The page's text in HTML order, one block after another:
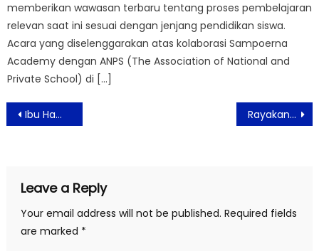
memberikan wawasan terbaru tentang proses pembelajaran
relevan saat ini sesuai dengan jenjang pendidikan siswa.
Acara yang diselenggarakan atas kolaborasi Sampoerna
Academy dengan ANPS (The Association of National and
Private School) di […]
Post
navigation
Ibu Hamil Sudah Bisa Divaksin Rayakan Merdekamu, Banyak Hadiah Menarik di Aviary Bintaro
Leave a Reply
Your email address will not be published. Required fields
are marked *